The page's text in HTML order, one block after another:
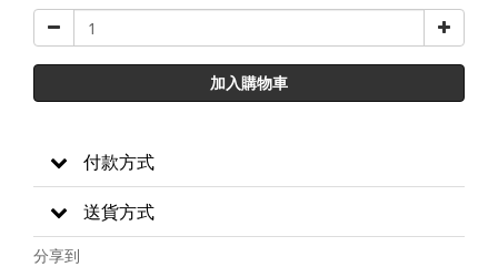
加入購物車
付款方式
送貨方式
分享到